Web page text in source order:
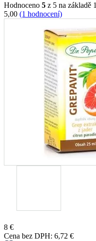
Hodnoceno 5 z 5 na základě 1
5,00 (1 hodnocení)
8 €
Cena bez DPH: 6,72 €